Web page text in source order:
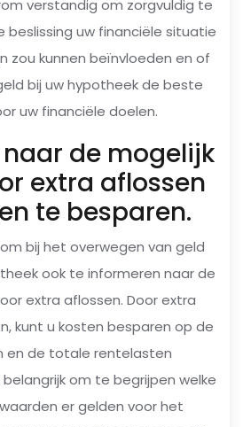
verstandig om zorgvuldig te
beslissing uw financiële situatie
zou kunnen beïnvloeden en of
bij uw hypotheek de beste
uw financiële doelen.
de mogelijk
extra aflossen
te besparen.
bij het overwegen van geld
ook te informeren naar de
extra aflossen. Door extra
kunt u kosten besparen op de
en de totale rentelasten
om te begrijpen welke
er gelden voor het